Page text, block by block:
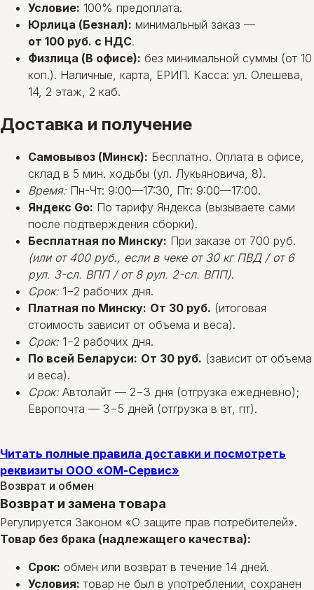
Условие: 100% предоплата.
Юрлица (Безнал): минимальный заказ —
от 100 руб. с НДС.
Физлица (В офисе): без минимальной суммы (от 10
коп.). Наличные, карта, ЕРИП. Касса: ул. Олешева,
14, 2 этаж, 2 каб.
Доставка и получение
Самовывоз (Минск): Бесплатно. Оплата в офисе,
склад в 5 мин. ходьбы (ул. Лукьяновича, 8).
Время: Пн-Чт: 9:00—17:30, Пт: 9:00—17:00.
Яндекс Go: По тарифу Яндекса (вызываете сами
после подтверждения сборки).
Бесплатная по Минску: При заказе от 700 руб.
(или от 400 руб., если в чеке от 30 кг ПВД / от 6
рул. 3-сл. ВПП / от 8 рул. 2-сл. ВПП).
Срок: 1−2 рабочих дня.
Платная по Минску: От 30 руб. (итоговая
стоимость зависит от объема и веса).
Срок: 1−2 рабочих дня.
По всей Беларуси: От 30 руб. (зависит от объема
и веса).
Срок: Автолайт — 2−3 дня (отгрузка ежедневно);
Европочта — 3−5 дней (отгрузка в вт, пт).
Читать полные правила доставки и посмотреть
реквизиты ООО «ОМ-Сервис»
Возврат и обмен
Возврат и замена товара
Регулируется Законом «О защите прав потребителей».
Товар без брака (надлежащего качества):
Срок: обмен или возврат в течение 14 дней.
Условия: товар не был в употреблении, сохранен